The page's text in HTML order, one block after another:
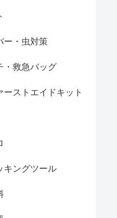
ー・虫対策
・救急バッグ
ストエイドキット
キングツール